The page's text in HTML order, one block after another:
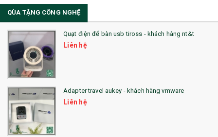
36. QUẠT NHỰA QUẢNG CÁO
QUÀ TẶNG KHUYẾN MẠI
QUÀ TẶNG SX NHANH
QUÀ TẶNG HỘI THẢO
QUÀ TẶNG CÔNG NGHỆ
SẢN PHẨM ĐÃ THỰC HIỆN
QUÀ TẶNG SỨC KHỎE
QÙA TẶNG CÔNG NGHỆ
Quạt điện để bàn usb tiross - khách hàng nt&t
Liên hệ
Adapter travel aukey - khách hàng vmware
Liên hệ